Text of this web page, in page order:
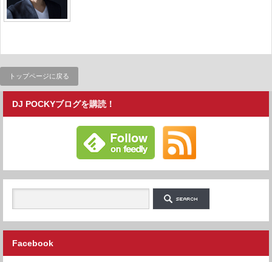
トップページに戻る
DJ POCKYブログを購読！
Facebook